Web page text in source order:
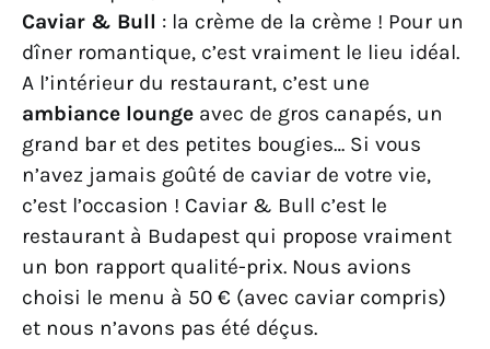
Caviar & Bull : la crème de la crème ! Pour un
dîner romantique, c’est vraiment le lieu idéal.
A l’intérieur du restaurant, c’est une
ambiance lounge avec de gros canapés, un
grand bar et des petites bougies… Si vous
n’avez jamais goûté de caviar de votre vie,
c’est l’occasion ! Caviar & Bull c’est le
restaurant à Budapest qui propose vraiment
un bon rapport qualité-prix. Nous avions
choisi le menu à 50 € (avec caviar compris)
et nous n’avons pas été déçus.